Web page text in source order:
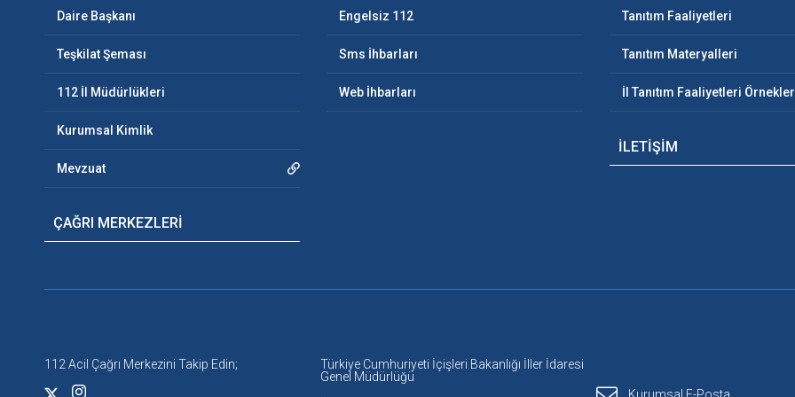
Daire Başkanı
Teşkilat Şeması
112 İl Müdürlükleri
Kurumsal Kimlik
Mevzuat
ÇAĞRI MERKEZLERİ
Engelsiz 112
Sms İhbarları
Web İhbarları
Tanıtım Faaliyetleri
Tanıtım Materyalleri
İl Tanıtım Faaliyetleri
İLETİŞİM
112 Acil Çağrı Merkezini Takip Edin;
Türkiye Cumhuriyeti İçişleri Bakanlığı İller İdaresi
Genel Müdürlüğü